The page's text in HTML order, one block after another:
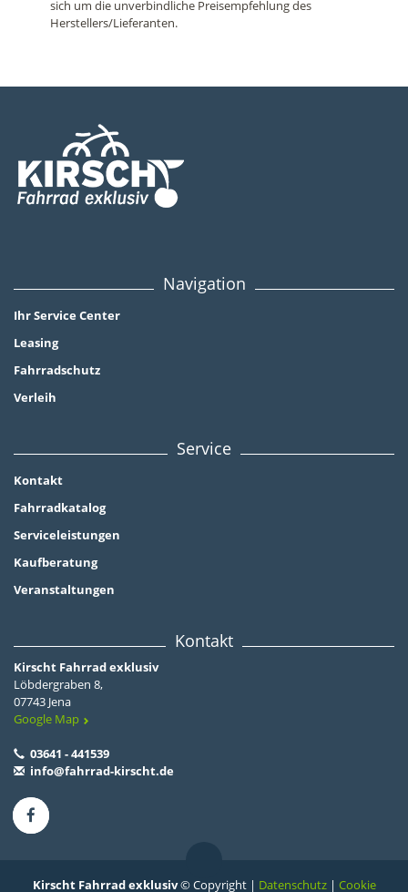
sich um die unverbindliche Preisempfehlung des
Herstellers/Lieferanten.
Navigation
Ihr Service Center
Leasing
Fahrradschutz
Verleih
Service
Kontakt
Fahrradkatalog
Serviceleistungen
Kaufberatung
Veranstaltungen
Kontakt
Kirscht Fahrrad exklusiv
Löbdergraben 8,
07743 Jena
Google Map
03641 - 441539
info@fahrrad-kirscht.de
Kirscht Fahrrad exklusiv© Copyright | Datenschutz| Cookie